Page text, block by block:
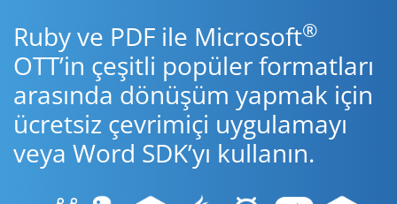
Ruby ve PDF ile Microsoft®
OTT’in çeşitli popüler formatları
arasında dönüşüm yapmak için
ücretsiz çevrimiçi uygulamayı
veya Word SDK’yı kullanın.